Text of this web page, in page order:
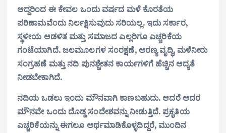
ಆದ್ದರಿಂದ ಈ ಕೇವಲ ಒಂದು ವರ್ಷದ ಮಳೆ ಕೊರತೆಯ
ಪರಿಣಾಮವೆಂದು ನಿರ್ಲಕ್ಷಿಸುವುದು ಸರಿಯಲ್ಲ. ಇದು ಸರ್ಕಾರ,
ಸ್ಥಳೀಯ ಆಡಳಿತ ಮತ್ತು ಸಮಾಜದ ಎಲ್ಲರಿಗೂ ಎಚ್ಚರಿಕೆಯ
ಗಂಟೆಯಾಗಿದೆ. ಜಲಮೂಲಗಳ ಸಂರಕ್ಷಣೆ, ಅರಣ್ಯ ವೃದ್ಧಿ, ಮಳೆನೀರು
ಸಂಗ್ರಹಣೆ ಮತ್ತು ನದಿ ಪುನಶ್ಚೇತನ ಕಾರ್ಯಗಳಿಗೆ ಹೆಚ್ಚಿನ ಆದ್ಯತೆ
ನೀಡಬೇಕಾಗಿದೆ.
ನದಿಯ ಒಡಲು ಇಂದು ಮೌನವಾಗಿ ಕಾಣಬಹುದು. ಆದರೆ ಅದರ
ಮೌನವೇ ಒಂದು ದೊಡ್ಡ ಸಂದೇಶವನ್ನು ನೀಡುತ್ತಿದೆ. ಪ್ರಕೃತಿಯ
ಎಚ್ಚರಿಕೆಯನ್ನು ಈಗಲೂ ಅರ್ಥಮಾಡಿಕೊಳ್ಳದಿದ್ದರೆ, ಮುಂದಿನ